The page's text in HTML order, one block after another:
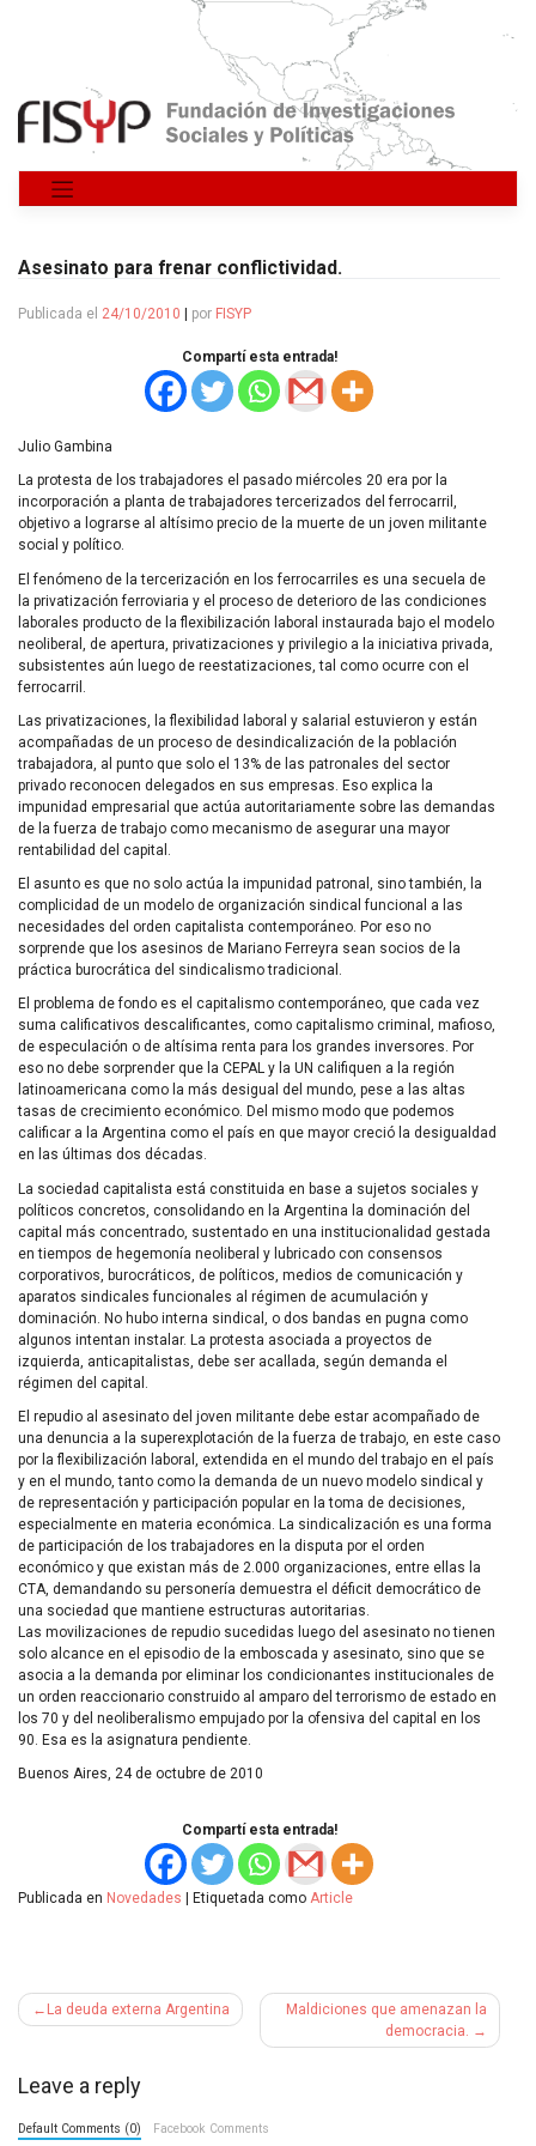
Saltar
Asesinato para frenar conflictividad.
Publicada el 24/10/2010 por FISYP
Compartí esta entrada!
Julio Gambina
La protesta de los trabajadores el pasado miércoles 20 era por la
incorporación a planta de trabajadores tercerizados del ferrocarril,
objetivo a lograrse al altísimo precio de la muerte de un joven militante
social y político.
El fenómeno de la tercerización en los ferrocarriles es una secuela de
la privatización ferroviaria y el proceso de deterioro de las condiciones
laborales producto de la flexibilización laboral instaurada bajo el modelo
neoliberal, de apertura, privatizaciones y privilegio a la iniciativa privada,
subsistentes aún luego de reestatizaciones, tal como ocurre con el
ferrocarril.
Las privatizaciones, la flexibilidad laboral y salarial estuvieron y están
acompañadas de un proceso de desindicalización de la población
trabajadora, al punto que solo el 13% de las patronales del sector
privado reconocen delegados en sus empresas. Eso explica la
impunidad empresarial que actúa autoritariamente sobre las demandas
de la fuerza de trabajo como mecanismo de asegurar una mayor
rentabilidad del capital.
El asunto es que no solo actúa la impunidad patronal, sino también, la
complicidad de un modelo de organización sindical funcional a las
necesidades del orden capitalista contemporáneo. Por eso no
sorprende que los asesinos de Mariano Ferreyra sean socios de la
práctica burocrática del sindicalismo tradicional.
El problema de fondo es el capitalismo contemporáneo, que cada vez
suma calificativos descalificantes, como capitalismo criminal, mafioso,
de especulación o de altísima renta para los grandes inversores. Por
eso no debe sorprender que la CEPAL y la UN califiquen a la región
latinoamericana como la más desigual del mundo, pese a las altas
tasas de crecimiento económico. Del mismo modo que podemos
calificar a la Argentina como el país en que mayor creció la desigualdad
en las últimas dos décadas.
La sociedad capitalista está constituida en base a sujetos sociales y
políticos concretos, consolidando en la Argentina la dominación del
capital más concentrado, sustentado en una institucionalidad gestada
en tiempos de hegemonía neoliberal y lubricado con consensos
corporativos, burocráticos, de políticos, medios de comunicación y
aparatos sindicales funcionales al régimen de acumulación y
dominación. No hubo interna sindical, o dos bandas en pugna como
algunos intentan instalar. La protesta asociada a proyectos de
izquierda, anticapitalistas, debe ser acallada, según demanda el
régimen del capital.
El repudio al asesinato del joven militante debe estar acompañado de
una denuncia a la superexplotación de la fuerza de trabajo, en este caso
por la flexibilización laboral, extendida en el mundo del trabajo en el país
y en el mundo, tanto como la demanda de un nuevo modelo sindical y
de representación y participación popular en la toma de decisiones,
especialmente en materia económica. La sindicalización es una forma
de participación de los trabajadores en la disputa por el orden
económico y que existan más de 2.000 organizaciones, entre ellas la
CTA, demandando su personería demuestra el déficit democrático de
una sociedad que mantiene estructuras autoritarias.
Las movilizaciones de repudio sucedidas luego del asesinato no tienen
solo alcance en el episodio de la emboscada y asesinato, sino que se
asocia a la demanda por eliminar los condicionantes institucionales de
un orden reaccionario construido al amparo del terrorismo de estado en
los 70 y del neoliberalismo empujado por la ofensiva del capital en los
90. Esa es la asignatura pendiente.
Buenos Aires, 24 de octubre de 2010
Compartí esta entrada!
Publicada en Novedades | Etiquetada como Article
Navegación
entradas
La deuda externa Argentina
Maldiciones que amenazan la
democracia.
Leave a reply
Default Comments (0) Facebook Comments